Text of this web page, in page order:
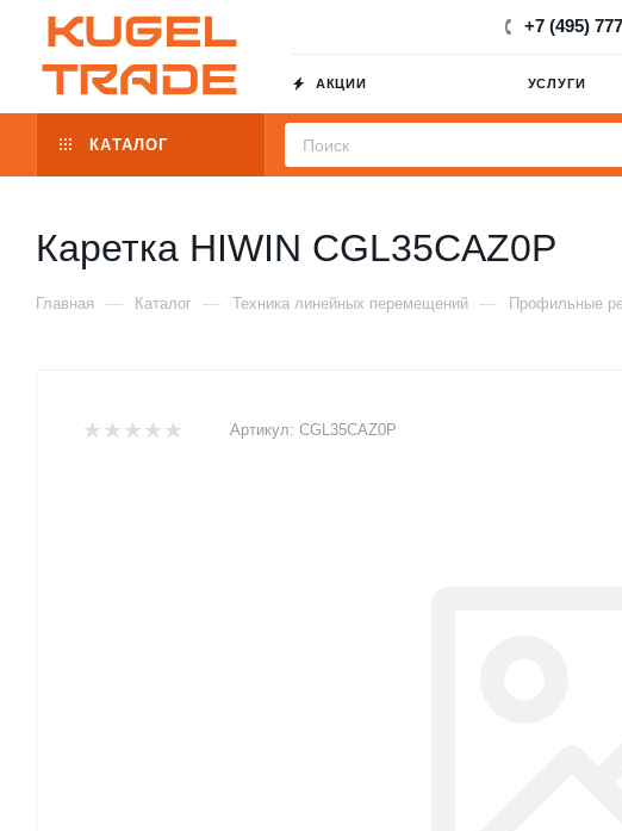
+7 (495)
АКЦИИ УСЛУГИ
КАТАЛОГ
Каретка HIWIN CGL35CAZ0P
Главная — Каталог — Техника линейных перемещений — Профильные
Артикул: CGL35CAZ0P